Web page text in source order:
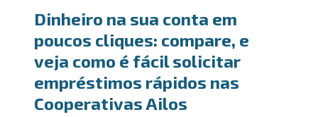
Dinheiro na sua conta em
poucos cliques: compare, e
veja como é fácil solicitar
empréstimos rápidos nas
Cooperativas Ailos